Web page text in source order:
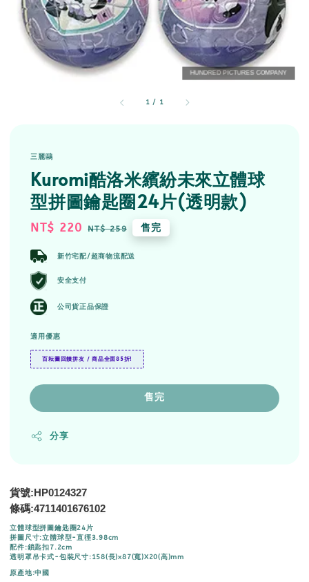
1 / 1
三麗鷗
Kuromi酷洛米繽紛未來立體球
型拼圖鑰匙圈24片(透明款)
Sale
NT$ 220 Regular
NT$ 259 售完
新竹宅配/超商物流配送
安全支付
公司貨正品保證
適用優惠
百耘圖回饋拼友 / 商品全面85折!
售完
分享
貨號:HP0124327
條碼:4711401676102
立體球型拼圖鑰匙圈24片
拼圖尺寸:立體球型-直徑3.98cm
配件:鎖匙扣7.2cm
透明罩吊卡式-包裝尺寸:158(長)x87(寬)X20(高)mm
原產地:中國